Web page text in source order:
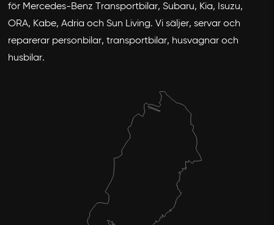
för Mercedes-Benz Transportbilar, Subaru, Kia, Isuzu,
ORA, Kabe, Adria och Sun Living. Vi säljer, servar och
reparerar personbilar, transportbilar, husvagnar och
husbilar.